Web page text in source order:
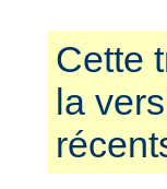
Cette
la